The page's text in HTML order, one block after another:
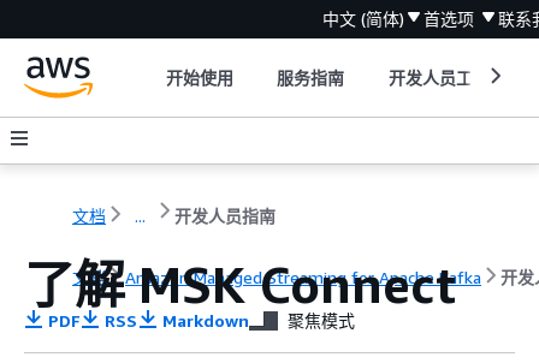
中文 (简体) 首选项 联系
开始使用 服务指南 开发人员工具
文档 ... 开发人员指南
文档 Amazon Managed Streaming for Apache Kafka 开发
了解 MSK Connect
PDF RSS Markdown 聚焦模式